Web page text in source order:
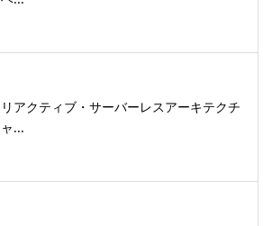
リアクティブ・サーバーレスアーキテクチ
ャ...